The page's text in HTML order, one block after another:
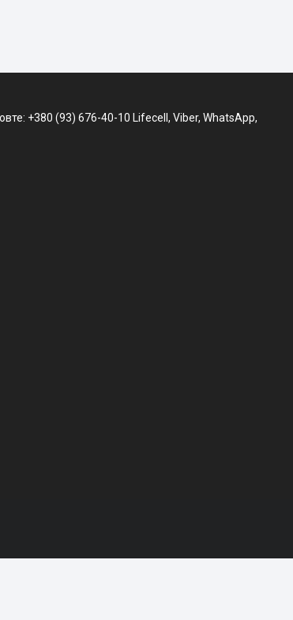
+380 (93) 676-40-10 Lifecell, Viber, WhatsApp,